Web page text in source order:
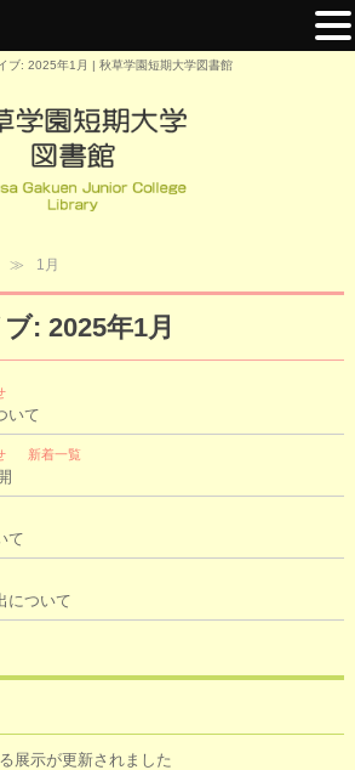
ブ: 2025年1月 | 秋草学園短期大学図書館
1月
: 2025年1月
いて
新着一覧
て
について
展示が更新されました